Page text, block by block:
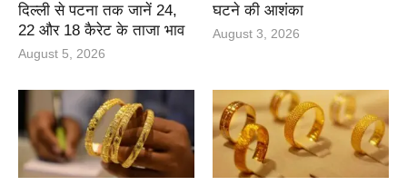
दिल्ली से पटना तक जानें 24,
22 और 18 कैरेट के ताजा भाव
August 5, 2026
घटने की आशंका
August 3, 2026